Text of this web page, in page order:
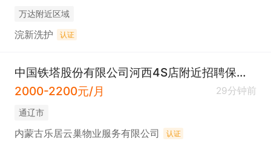
万达附近区域
浣新洗护 认证
中国铁塔股份有限公司河西4S店附近招聘保洁2名（每月4天假期）（法定节假日带薪休息））
2000-2200元/月
29分钟前
通辽市
内蒙古乐居云巢物业服务有限公司 认证